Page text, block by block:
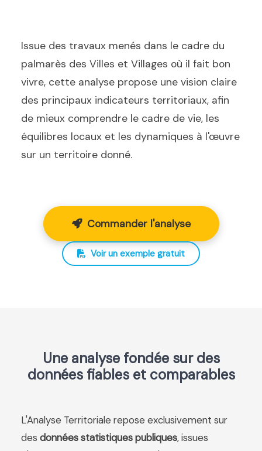
Issue des travaux menés dans le cadre du
palmarès des Villes et Villages où il fait bon
vivre, cette analyse propose une vision claire
des principaux indicateurs territoriaux, afin
de mieux comprendre le cadre de vie, les
équilibres locaux et les dynamiques à l'œuvre
sur un territoire donné.
Commander l'analyse
Voir un exemple gratuit
Une analyse fondée sur des
données fiables et comparables
L'Analyse Territoriale repose exclusivement sur
des données statistiques publiques, issues